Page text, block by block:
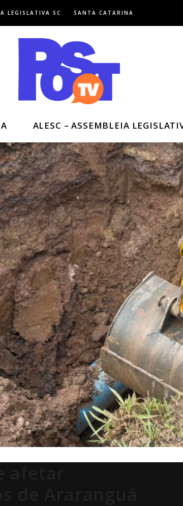
LEGISLATIVA SC SANTA CATARINA
ALESC – ASSEMBLEIA